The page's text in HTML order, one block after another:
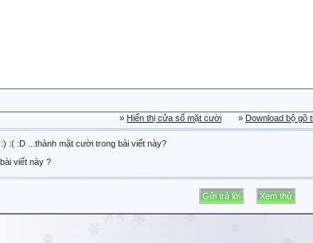
» Hiển thị cửa sổ mặt cười » Download bộ gõ
:( :D ...thành mặt cười trong bài viết này?
viết này ?